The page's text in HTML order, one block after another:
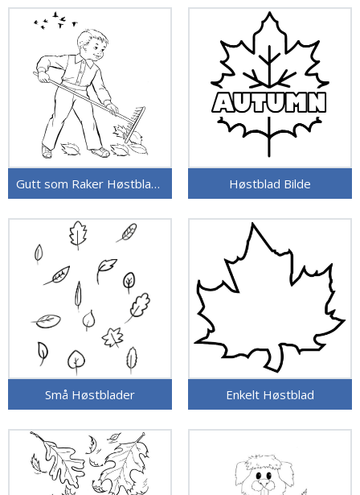
Gutt som Raker Høstblader Høstblad Bilde
Små Høstblader Enkelt Høstblad